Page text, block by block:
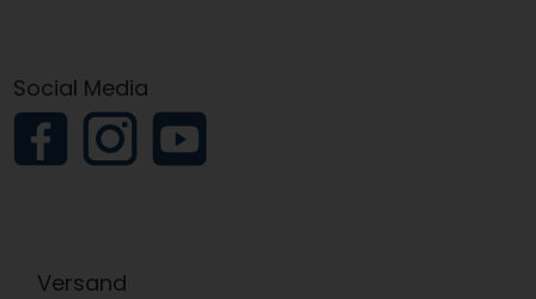
Social Media
Versand